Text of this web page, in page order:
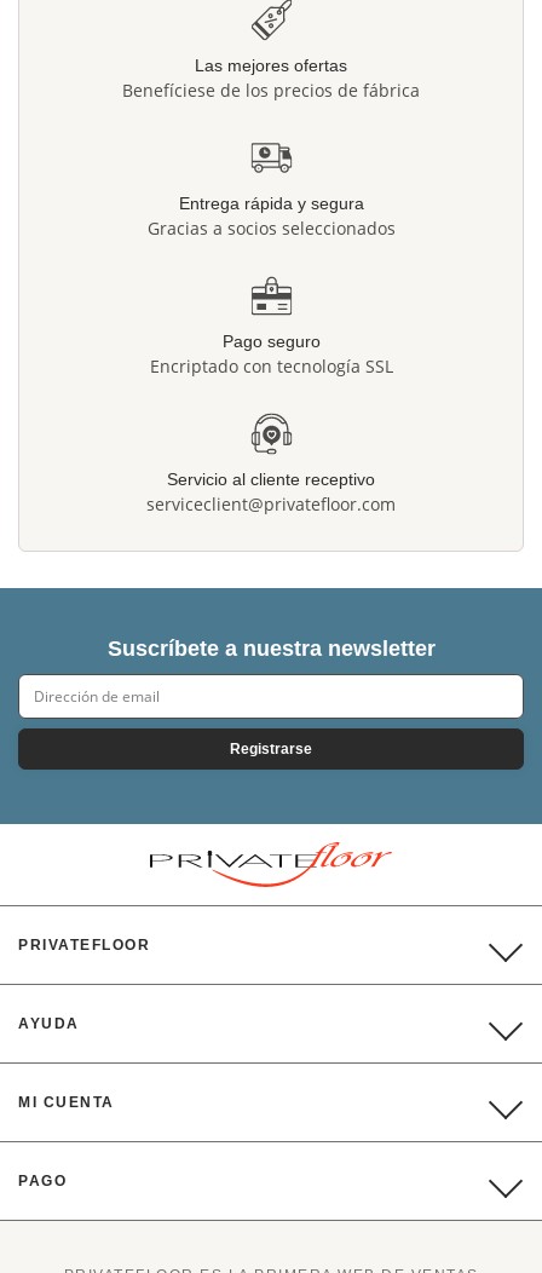
Las mejores ofertas
Benefíciese de los precios de fábrica
Entrega rápida y segura
Gracias a socios seleccionados
Pago seguro
Encriptado con tecnología SSL
Servicio al cliente receptivo
serviceclient@privatefloor.com
Suscríbete a nuestra newsletter
Registrarse
PRIVATEFLOOR
AYUDA
MI CUENTA
PAGO